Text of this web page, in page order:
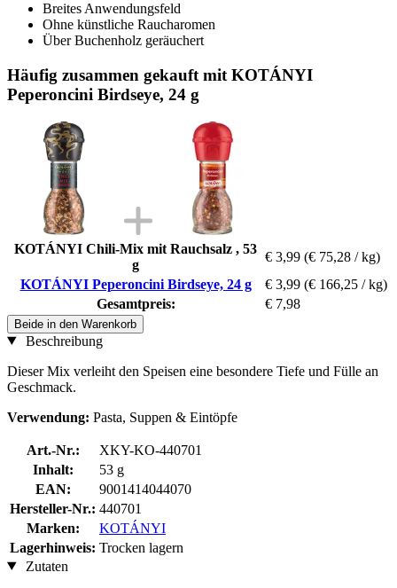
Breites Anwendungsfeld
Ohne künstliche Raucharomen
Über Buchenholz geräuchert
Häufig zusammen gekauft mit KOTÁNYI
Peperoncini Birdseye, 24 g
KOTÁNYI Chili-Mix mit Rauchsalz , 53
g
€ 3,99 (€ 75,28 / kg)
KOTÁNYI Peperoncini Birdseye, 24 g
€ 3,99 (€ 166,25 / kg)
Gesamtpreis:
€ 7,98
Beide in den Warenkorb
Beschreibung
Dieser Mix verleiht den Speisen eine besondere Tiefe und Fülle an
Geschmack.
Verwendung: Pasta, Suppen & Eintöpfe
Art.-Nr.:
XKY-KO-440701
Inhalt:
53 g
EAN:
9001414044070
Hersteller-Nr.: 440701
Marken:
KOTÁNYI
Lagerhinweis: Trocken lagern
Zutaten